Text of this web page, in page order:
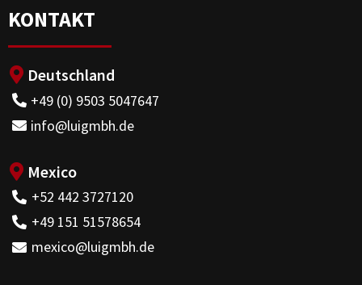
KONTAKT
Deutschland
+49 (0) 9503 5047647
info@luigmbh.de
Mexico
+52 442 3727120
+49 151 51578654
mexico@luigmbh.de